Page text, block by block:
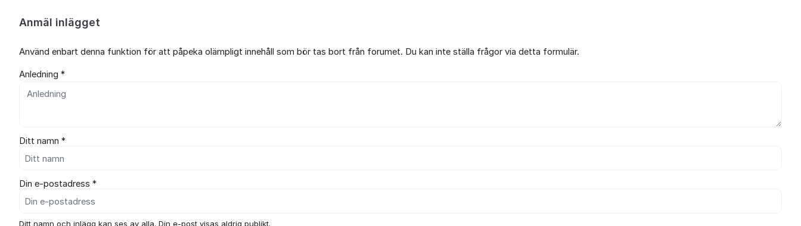
Anmäl inlägget
Använd enbart denna funktion för att påpeka olämpligt innehåll som bör tas bort från forumet. Du kan inte ställa frågor via detta formulär.
Anledning *
Ditt namn *
Din e-postadress *
Ditt namn och inlägg kan ses av alla. Din e-post visas aldrig publikt.